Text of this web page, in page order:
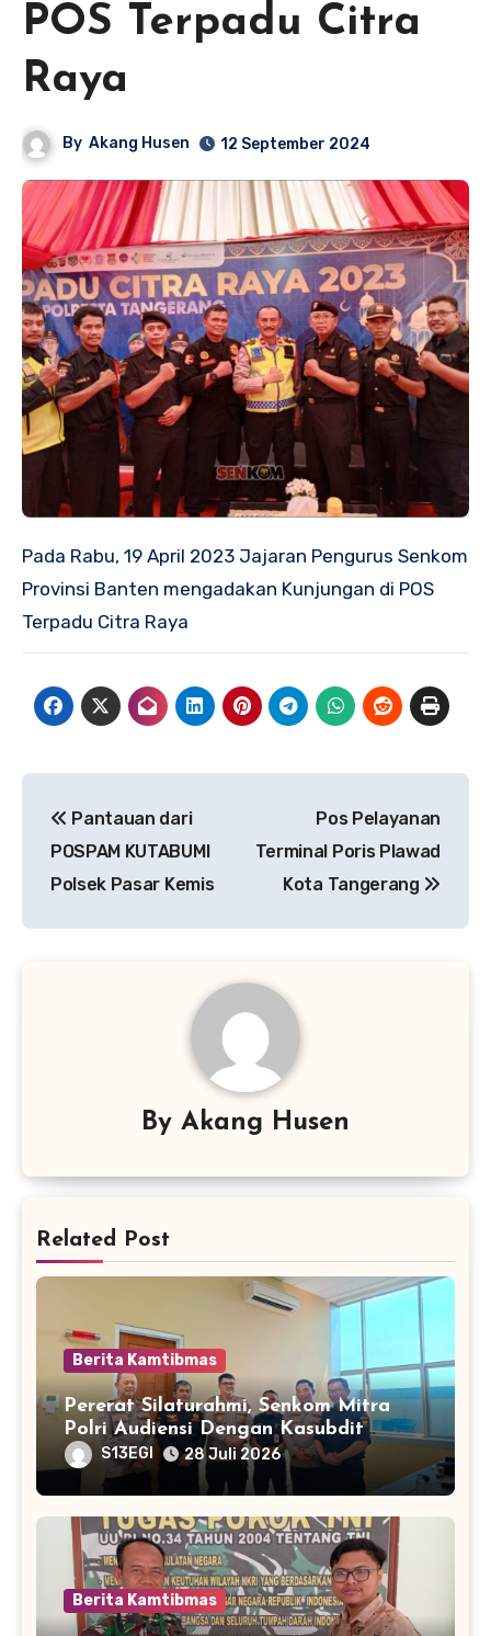
POS Terpadu Citra
Raya
By Akang Husen 12 September 2024
Pada Rabu, 19 April 2023 Jajaran Pengurus Senkom
Provinsi Banten mengadakan Kunjungan di POS
Terpadu Citra Raya
pos
Pantauan dari
POSPAM KUTABUMI
Polsek Pasar Kemis
Pos Pelayanan
Terminal Poris Plawad
Kota Tangerang
By Akang Husen
Related Post
Berita Kamtibmas
Pererat Silaturahmi, Senkom Mitra
Polri Audiensi Dengan Kasubdit
Bhabinkamtibmas Polda Banten
S13EGI 28 Juli 2026
Berita Kamtibmas